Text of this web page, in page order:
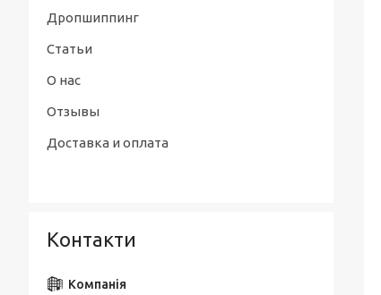
Дропшиппинг
Статьи
О нас
Отзывы
Доставка и оплата
Контакти